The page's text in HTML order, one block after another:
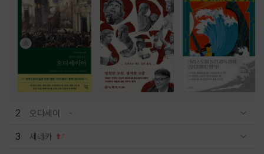
2 오디세이
3 세네카 1